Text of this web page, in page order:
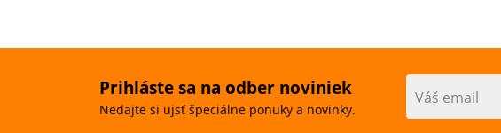
Prihláste sa na odber noviniek
Nedajte si ujsť špeciálne ponuky a novinky.
Váš email